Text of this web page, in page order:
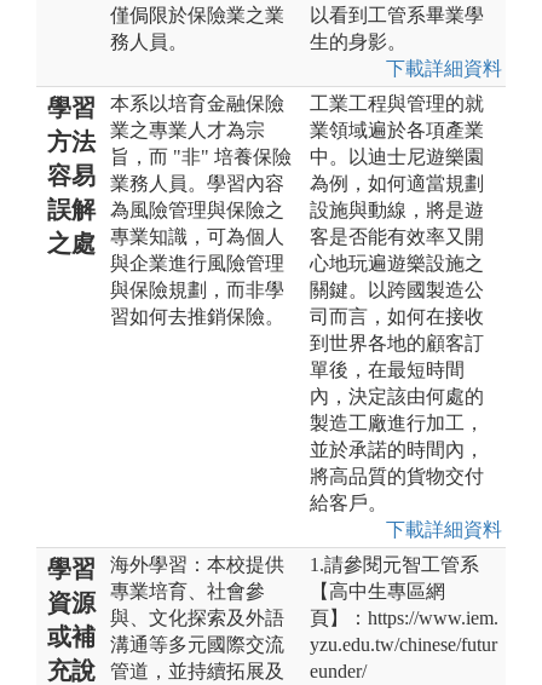
僅侷限於保險業之業
務人員。
以看到工管系畢業學
生的身影。
下載詳細資料
學習
方法
容易
誤解
之處
本系以培育金融保險
業之專業人才為宗
旨，而 "非" 培養保險
業務人員。學習內容
為風險管理與保險之
專業知識，可為個人
與企業進行風險管理
與保險規劃，而非學
習如何去推銷保險。
工業工程與管理的就
業領域遍於各項產業
中。以迪士尼遊樂園
為例，如何適當規劃
設施與動線，將是遊
客是否能有效率又開
心地玩遍遊樂設施之
關鍵。以跨國製造公
司而言，如何在接收
到世界各地的顧客訂
單後，在最短時間
內，決定該由何處的
製造工廠進行加工，
並於承諾的時間內，
將高品質的貨物交付
給客戶。
下載詳細資料
學習
資源
或補
充說
海外學習：本校提供
專業培育、社會參
與、文化探索及外語
溝通等多元國際交流
管道，並持續拓展及
1.請參閱元智工管系
【高中生專區網
頁】：https://www.iem.
yzu.edu.tw/chinese/futur
eunder/